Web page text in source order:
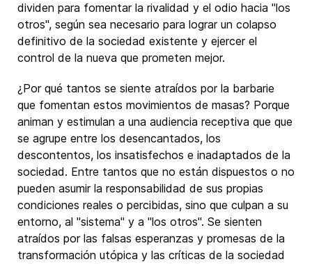
dividen para fomentar la rivalidad y el odio hacia "los
otros", según sea necesario para lograr un colapso
definitivo de la sociedad existente y ejercer el
control de la nueva que prometen mejor.
¿Por qué tantos se siente atraídos por la barbarie
que fomentan estos movimientos de masas? Porque
animan y estimulan a una audiencia receptiva que que
se agrupe entre los desencantados, los
descontentos, los insatisfechos e inadaptados de la
sociedad. Entre tantos que no están dispuestos o no
pueden asumir la responsabilidad de sus propias
condiciones reales o percibidas, sino que culpan a su
entorno, al "sistema" y a "los otros". Se sienten
atraídos por las falsas esperanzas y promesas de la
transformación utópica y las críticas de la sociedad